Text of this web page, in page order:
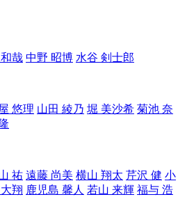
哉 中野 昭博 水谷 剣士郎
悠理 山田 綾乃 堀 美沙希 菊池 奈
祐 遠藤 尚美 横山 翔太 芹沢 健 小
翔 鹿児島 馨人 若山 来輝 福与 浩